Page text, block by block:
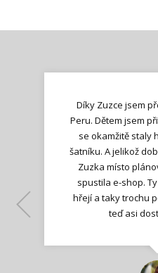
Díky Zuzce jsem
Peru. Dětem jsem
se okamžitě staly
šatníku. A jelikož
Zuzka místo
spustila e-shop.
hřejí a taky trochu
teď asi